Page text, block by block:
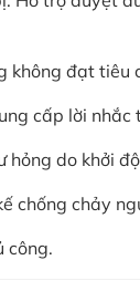
không đạt
cấp lời
hỏng do khởi
chảy
công.